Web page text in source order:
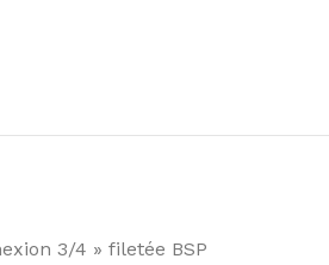
3/4 » filetée BSP